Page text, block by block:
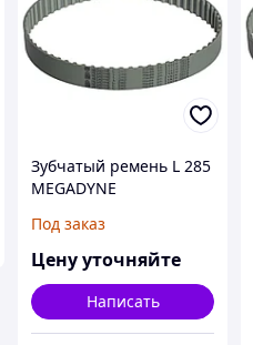
Зубчатый ремень L 285
MEGADYNE
Под заказ
Цену уточняйте
Написать